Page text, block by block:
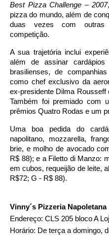
Best Pizza Challenge – 2007
pizza do mundo, além de
duas vezes com
competição.
A sua trajetória inclui
além de assinar
brasilienses, de
como chef exclusivo da
ex-presidente Dilma Rousseff
Também foi premiado com
prêmios Quatro Rodas e um
Uma boa pedida do
napolitano, mozzarella,
brie, e molho de avocado
R$ 88); e a Filetto di Manzo:
em cubos, requeijão de leite,
R$72; G - R$ 88).
Vinny´s Pizzeria Napoletana
Endereço: CLS 205 bloco A
Horário: De terça a domingo,